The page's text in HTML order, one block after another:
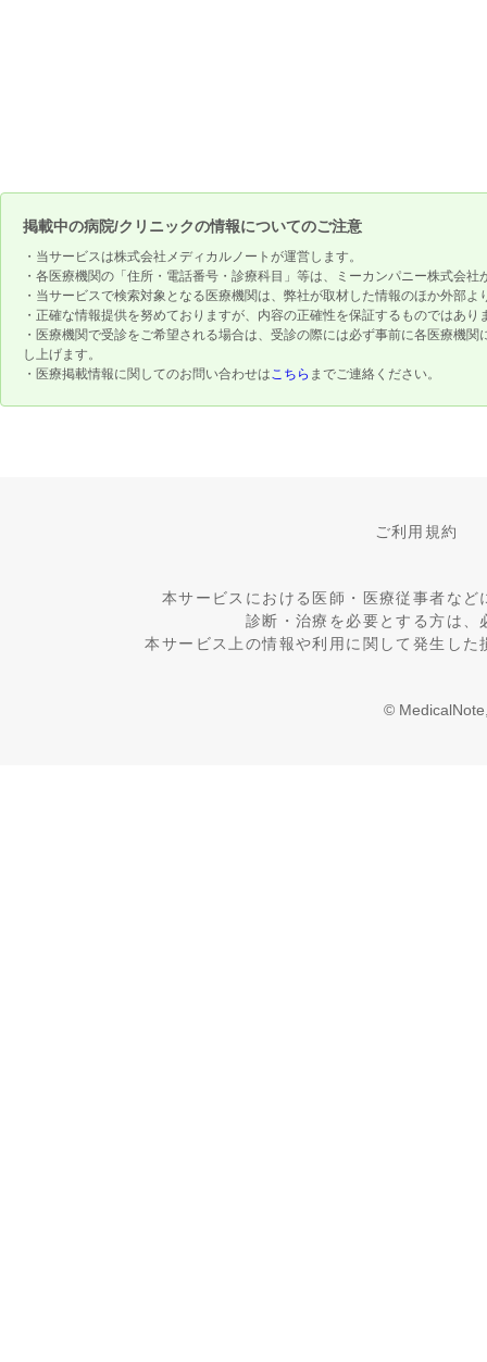
掲載中の病院/クリニックの情報についてのご注意
・当サービスは株式会社メディカルノートが運営します。
・各医療機関の「住所・電話番号・診療科目」等は、ミーカンパニー株式会
・当サービスで検索対象となる医療機関は、弊社が取材した情報のほか外部
・正確な情報提供を努めておりますが、内容の正確性を保証するものではあり
・医療機関で受診をご希望される場合は、受診の際には必ず事前に各医療機
し上げます。
・医療掲載情報に関してのお問い合わせはこちら までご連絡ください。
ご利用規約
本サービスにおける医師・医療従事者な
診断・治療を必要とする方は
本サービス上の情報や利用に関して発生し
©